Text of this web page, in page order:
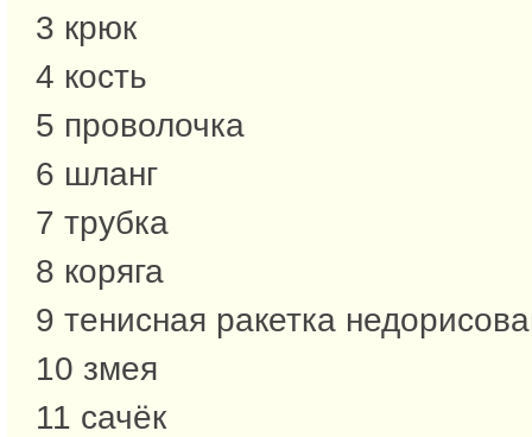
3 крюк
4 кость
5 проволочка
6 шланг
7 трубка
8 коряга
9 тенисная ракетка
10 змея
11 сачёк